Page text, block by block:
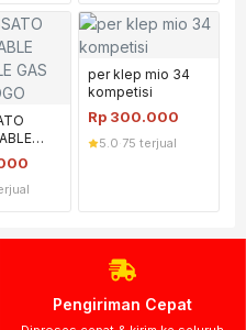
GAS
per klep mio 34
kompetisi
Rp 300.000
5.0 75 terjual
Pengiriman Cepat